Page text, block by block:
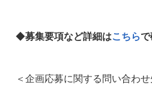
◆募集要項など詳細はこちらで
＜企画応募に関する問い合わせ